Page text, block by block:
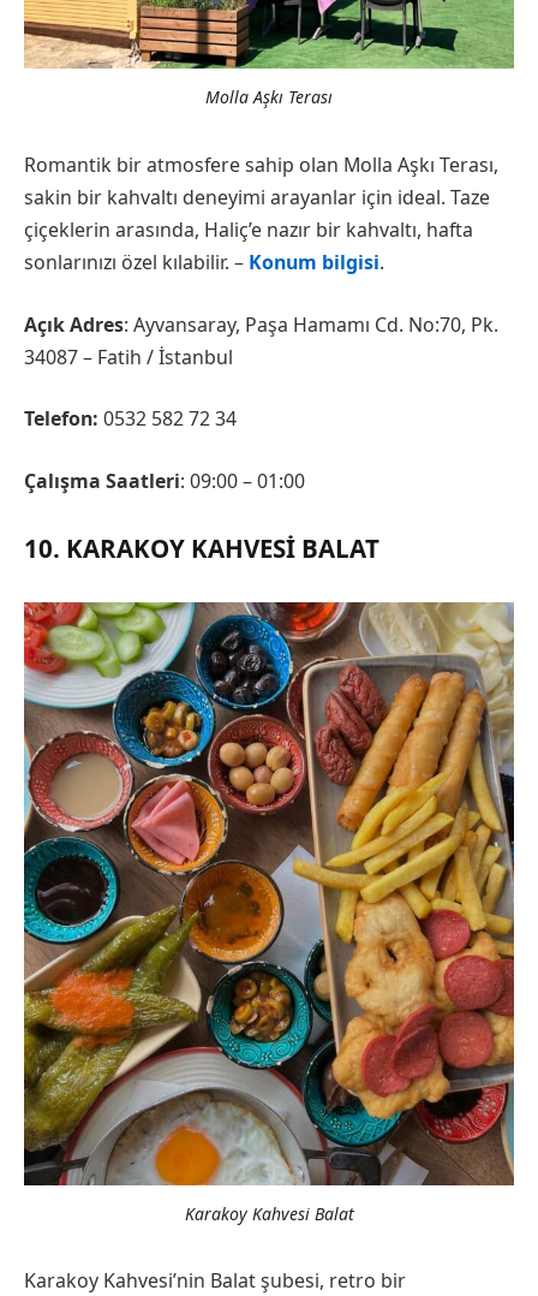
Molla Aşkı Terası
Romantik bir atmosfere sahip olan Molla Aşkı Terası,
sakin bir kahvaltı deneyimi arayanlar için ideal. Taze
çiçeklerin arasında, Haliç’e nazır bir kahvaltı, hafta
sonlarınızı özel kılabilir. – Konum bilgisi.
Açık Adres: Ayvansaray, Paşa Hamamı Cd. No:70, Pk.
34087 – Fatih / İstanbul
Telefon: 0532 582 72 34
Çalışma Saatleri: 09:00 – 01:00
10. KARAKOY KAHVESI BALAT
Karakoy Kahvesi Balat
Karakoy Kahvesi’nin Balat şubesi, retro bir